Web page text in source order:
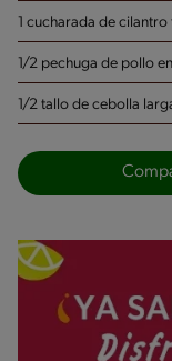
1 cucharada de
1/2 pechuga de pollo
1/2 tallo de cebolla